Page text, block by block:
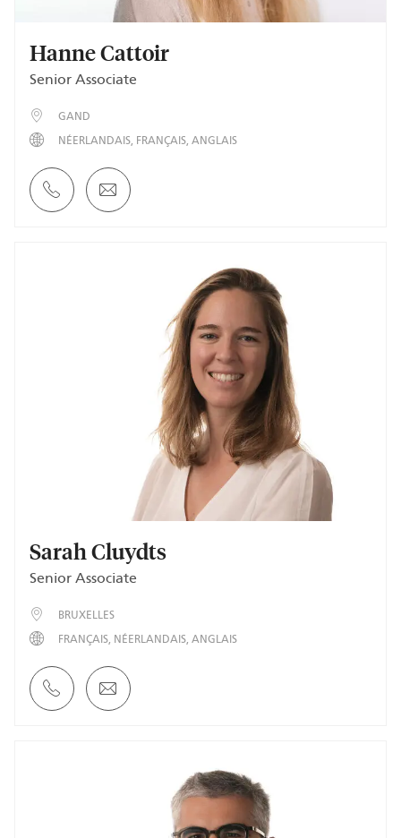
Hanne Cattoir
Senior Associate
GAND
NÉERLANDAIS FRANÇAIS ANGLAIS
Sarah Cluydts
Senior Associate
BRUXELLES
FRANÇAIS NÉERLANDAIS ANGLAIS